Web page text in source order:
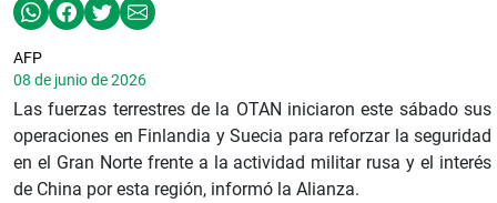
AFP
08 de junio de 2026
Las fuerzas terrestres de la OTAN iniciaron este sábado sus
operaciones en Finlandia y Suecia para reforzar la seguridad
en el Gran Norte frente a la actividad militar rusa y el interés
de China por esta región, informó la Alianza.